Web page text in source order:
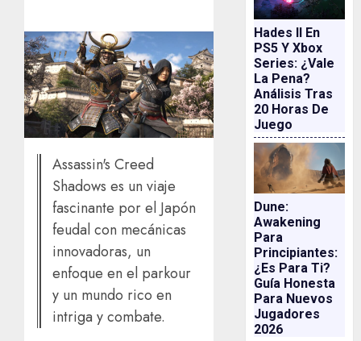
Assassin's Creed
Shadows es un viaje
fascinante por el Japón
feudal con mecánicas
innovadoras, un
enfoque en el parkour
y un mundo rico en
intriga y combate.
Hades II En
PS5 Y Xbox
Series: ¿vale
La Pena?
Análisis Tras
20 Horas De
Juego
Dune:
Awakening
Para
Principiantes:
¿es Para Ti?
Guía Honesta
Para Nuevos
Jugadores
2026